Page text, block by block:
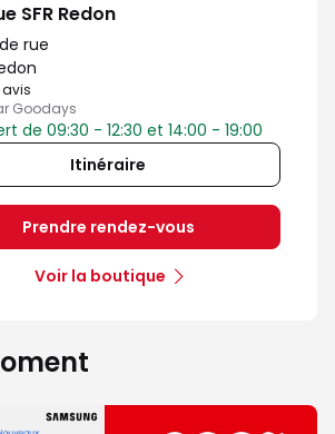
SFR Redon
rue
de 4.6 sur 5
avis
Goodays
de 09:30 - 12:30 et 14:00 - 19:00
Itinéraire
Prendre rendez-vous
Voir la boutique